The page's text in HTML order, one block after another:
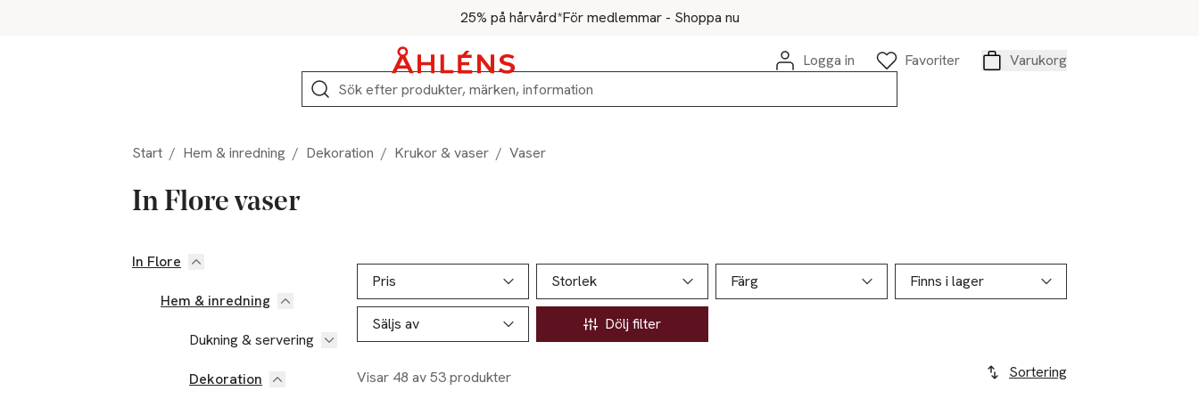
25% på hårvård*För medlemmar - Shoppa nu
Logga in
Favoriter
Varukorg
Sök
Start / Hem & inredning / Dekoration / Krukor & vaser / Vaser
In Flore vaser
Hoppa till produktsidan
In Flore
Hem & inredning
Dukning & servering
Dekoration
Hoppa till produktsidan
Pris
Storlek Färg Finns i lager
Säljs av Dölj filter
Visar 48 av 53 produkter Sortering
Lista över produkter